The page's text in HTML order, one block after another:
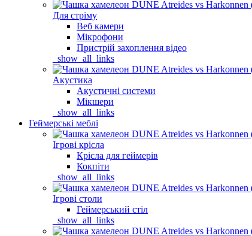
Для стріму
Веб камери
Мікрофони
Пристрій захоплення відео
_show_all_links
Акустика
Акустичні системи
Мікшери
_show_all_links
Геймерські меблі
Ігрові крісла
Крісла для геймерів
Кокпіти
_show_all_links
Ігрові столи
Геймерський стіл
_show_all_links